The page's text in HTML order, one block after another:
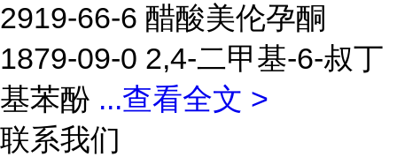
2919-66-6 醋酸美伦孕酮
1879-09-0 2,4-二甲基-6-叔丁
基苯酚 ...查看全文 >
联系我们